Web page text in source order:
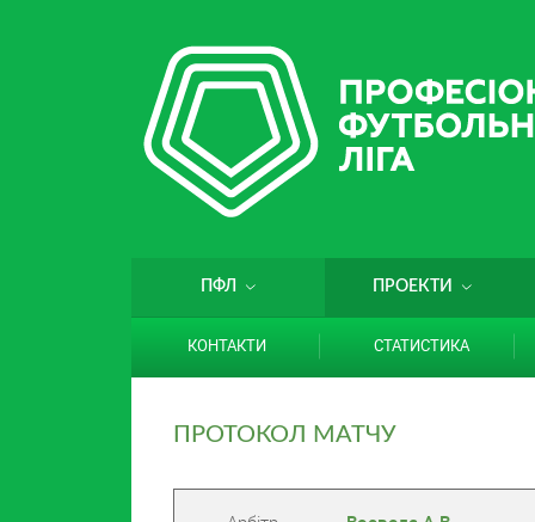
ПФЛ ПРОЕКТИ
КОНТАКТИ СТАТИСТИКА
ПРОТОКОЛ МАТЧУ